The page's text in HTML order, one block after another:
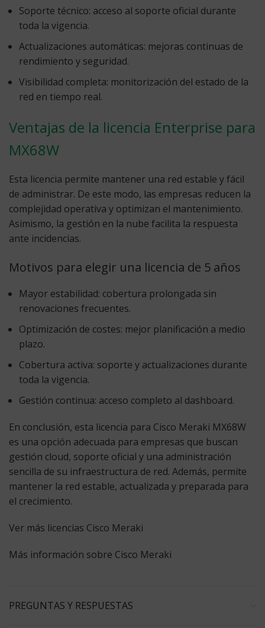
Soporte técnico: acceso al soporte oficial durante
toda la vigencia.
Actualizaciones automáticas: mejoras continuas de
rendimiento y seguridad.
Visibilidad completa: monitorización del estado de la
red en tiempo real.
Ventajas de la licencia Enterprise para
MX68W
Esta licencia permite mantener una red estable y fácil
de administrar. De este modo, las empresas reducen la
complejidad operativa y optimizan el mantenimiento.
Asimismo, la gestión en la nube facilita la respuesta
ante incidencias.
Motivos para elegir una licencia de 5 años
Mayor estabilidad: cobertura prolongada sin
renovaciones frecuentes.
Optimización de costes: mejor planificación a medio
plazo.
Cobertura activa: soporte y actualizaciones durante
toda la vigencia.
Gestión continua: acceso completo al dashboard.
En conclusión, esta licencia para Cisco Meraki MX68W
es una opción adecuada para empresas que buscan
gestión cloud, soporte oficial y una administración
sencilla de su infraestructura de red. Además, permite
mantener la red estable, actualizada y preparada para
el crecimiento.
Ver más licencias Cisco Meraki
Más información sobre Cisco Meraki
PREGUNTAS Y RESPUESTAS